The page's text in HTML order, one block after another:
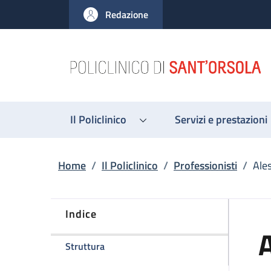
al contenuto principale
to footer content
Redazione
Il Policlinico Servizi e prestazioni
Briciole di pane
Home / Il Policlinico / Professionisti /
Indice
Strutturadella pagina Alessio Martina